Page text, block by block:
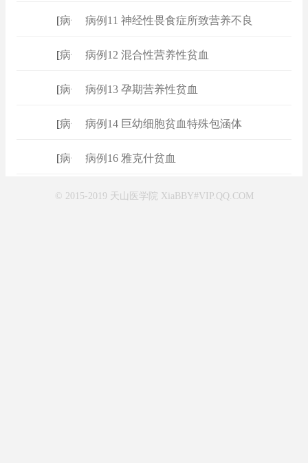
病例 病例11 神经性畏食症所致营养不良
病例 病例12 混合性营养性贫血
病例 病例13 孕期营养性贫血
病例 病例14 巨幼细胞贫血特殊包涵体
病例 病例16 雅克什贫血
© 2015-2019 天山医学院 XiaBBY#VIP.QQ.COM